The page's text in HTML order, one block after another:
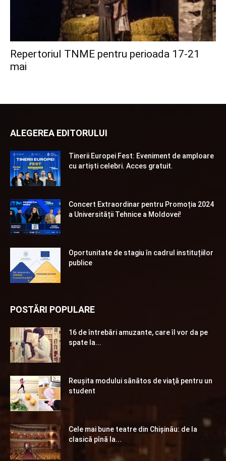
Repertoriul TNME pentru perioada 17-21
mai
ALEGEREA EDITORULUI
Tinerii Europei Fest: Eveniment de amploare
cu artiști celebri. Acces gratuit.
Concert Extraordinar pentru Promoția 2024
a Universității Tehnice a Moldovei!
Oportunitate de stagiu în cadrul instituțiilor
publice
POSTĂRI POPULARE
16 de întrebări amuzante, care îl vor da pe
spate la...
Reuşita modului sănătos de viaţă pentru un
student
Cele mai bune teatre din Chişinău: de la
clasică pînă la...